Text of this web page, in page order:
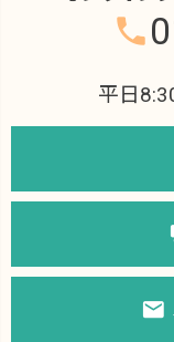
phone
平日
local_post_office